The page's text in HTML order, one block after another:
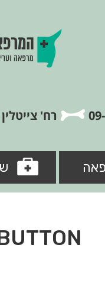
רח' צייטלין 17 כפר-סבא